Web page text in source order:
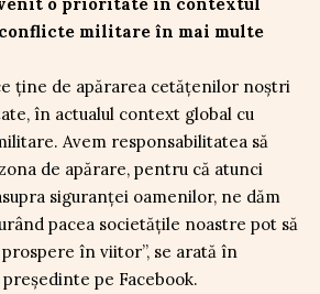
militare în mai multe
ține de apărarea cetățenilor noștri
în actualul context global cu
Avem responsabilitatea să
de apărare, pentru că atunci
siguranței oamenilor, ne dăm
pacea societățile noastre pot să
în viitor”, se arată în
pe Facebook.